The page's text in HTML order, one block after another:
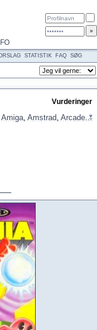
STATISTIK FAQ SØG
Vurderinger
Amiga, Amstrad, Arcade...